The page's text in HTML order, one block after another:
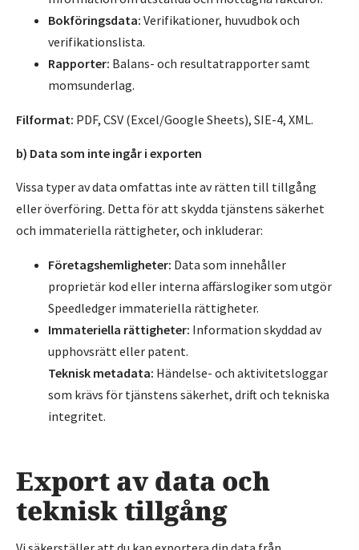
Bokföringsdata: Verifikationer, huvudbok och
verifikationslista.
Rapporter: Balans- och resultatrapporter samt
momsunderlag.
Filformat: PDF, CSV (Excel/Google Sheets), SIE-4, XML.
b) Data som inte ingår i exporten
Vissa typer av data omfattas inte av rätten till tillgång
eller överföring. Detta för att skydda tjänstens säkerhet
och immateriella rättigheter, och inkluderar:
Företagshemligheter: Data som innehåller
proprietär kod eller interna affärslogiker som utgör
Speedledger immateriella rättigheter.
Immateriella rättigheter: Information skyddad av
upphovsrätt eller patent.
Teknisk metadata: Händelse- och aktivitetsloggar
som krävs för tjänstens säkerhet, drift och tekniska
integritet.
Export av data och
teknisk tillgång